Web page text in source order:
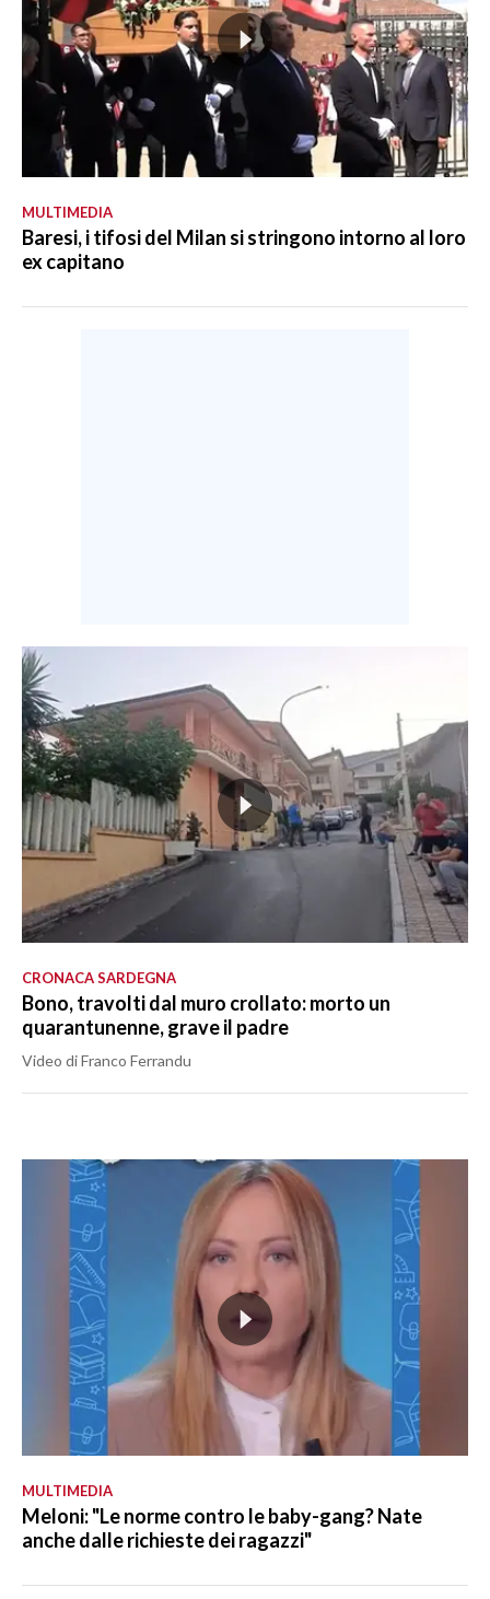
MULTIMEDIA
Baresi, i tifosi del Milan si stringono intorno al loro
ex capitano
CRONACA SARDEGNA
Bono, travolti dal muro crollato: morto un
quarantunenne, grave il padre
Video di Franco Ferrandu
MULTIMEDIA
Meloni: "Le norme contro le baby-gang? Nate
anche dalle richieste dei ragazzi"